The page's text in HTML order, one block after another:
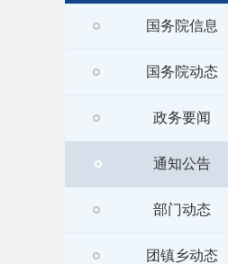
国务院信息
国务院动态
政务要闻
通知公告
部门动态
团镇乡动态